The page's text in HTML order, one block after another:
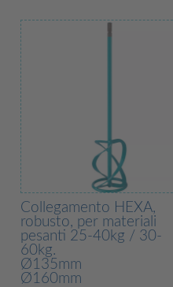
Collegamento HEXA,
robusto, per materiali
pesanti 25-40kg / 30-
60kg.
Ø135mm
Ø160mm